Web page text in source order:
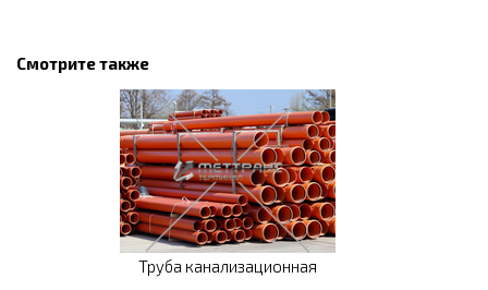
Смотрите также
Труба канализационная